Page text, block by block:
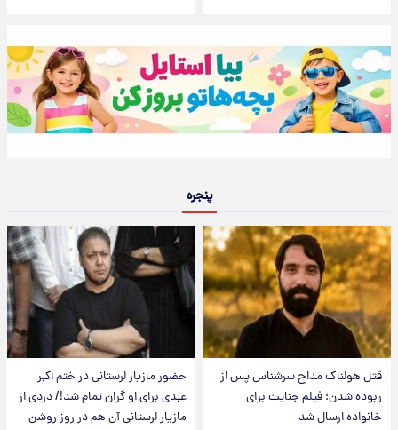
پنجره
قتل هولناک مداح سرشناس پس از
ربوده شدن؛ فیلم جنایت برای
خانواده ارسال شد
حضور مازیار لرستانی در ختم اکبر
عبدی برای او گران تمام شد!/ دزدی از
مازیار لرستانی آن هم در روز روشن